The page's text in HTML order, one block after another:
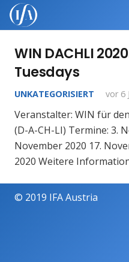
WIN DACHLI
Tuesdays
UNKATEGORISIERT vor 6
Veranstalter: WIN für
(D-A-CH-LI) Termine: 3.
November 2020 17.
2020 Weitere
© 2019 IFA Austria